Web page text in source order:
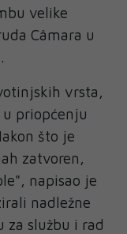
velike
Câmara u
vrsta,
priopćenju
što je
zatvoren,
napisao je
nadležne
službu i rad